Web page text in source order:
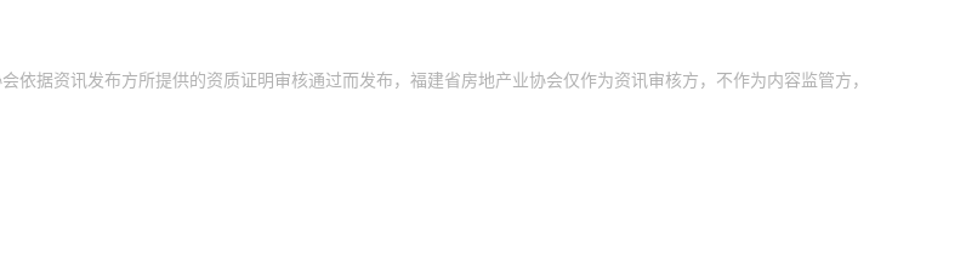
依据资讯发布方所提供的资质证明审核通过而发布，福建省房地产业协会仅作为资讯审核方，不作为内容监管方，